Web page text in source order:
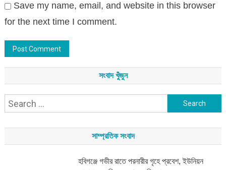
Save my name, email, and website in this browser
for the next time I comment.
সংবাদ খুঁজুন
Search
সাম্প্রতিক সংবাদ
হবিগঞ্জে গভীর রাতে পরনারীর গৃহে প্রবেশ, ইউনিয়ন